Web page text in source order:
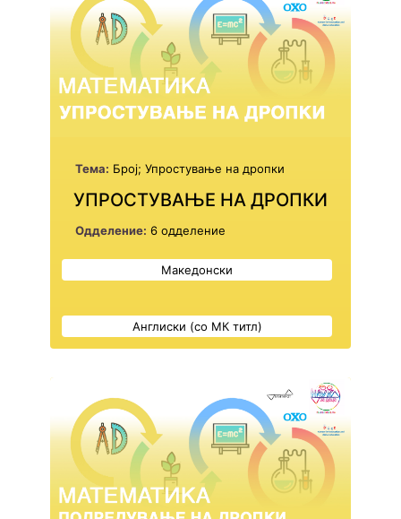
Тема: Број; Упростување на дропки
УПРОСТУВАЊЕ НА ДРОПКИ
Одделение: 6 одделение
Англиски (со МК титл)
Македонски